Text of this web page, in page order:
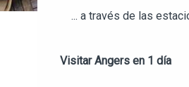
... a través de las
Visitar Angers en 1 día